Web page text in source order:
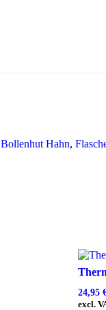
Bollenhut Hahn,
24,95
excl.